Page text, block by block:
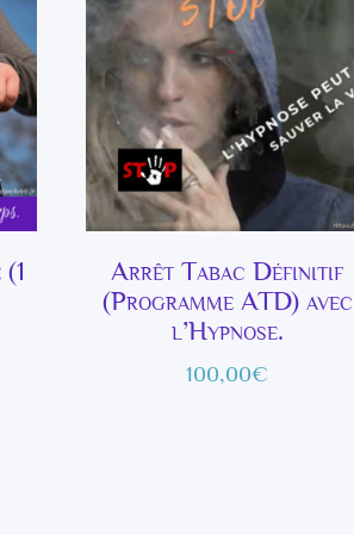
Arrêt Tabac Définitif
(Programme ATD) avec
l’Hypnose.
100,00€